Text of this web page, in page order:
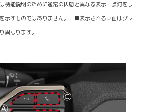
機能説明のために通常の状態と異なる表示・点灯をし
示すものではありません。 ■表示される画面はグレ
異なります。